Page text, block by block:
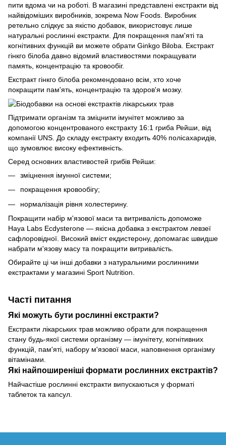
пити вдома чи на роботі. В магазині представлені екстракти від
найвідоміших виробників, зокрема Now Foods. Виробник
ретельно слідкує за якістю добавок, використовує лише
натуральні рослинні екстракти. Для покращення пам'яті та
когнітивних функцій ви можете обрати Ginkgo Biloba. Екстракт
гінкго білоба давно відомий властивостями покращувати
память, концентрацію та кровообіг.
Екстракт гінкго білоба рекомендовано всім, хто хоче
покращити пам'ять, концентрацію та здоров'я мозку.
Підтримати організм та зміцнити імунітет можливо за
допомогою концентрованого екстракту 16:1 гриба Рейши, від
компанії UNS. До складу екстракту входить 40% полісахаридів,
що зумовлює високу ефективність.
Серед основних властивостей грибів Рейши:
зміцнення імунної системи;
покращення кровообігу;
нормалізація рівня холестерину.
Покращити набір м'язової маси та витривалість допоможе
Haya Labs Ecdysterone — якісна добавка з екстрактом левзеї
сафлоровідної. Високий вміст екдистерону, допомагає швидше
набрати м'язову масу та покращити витривалість.
Обирайте ці чи інші добавки з натуральними рослинними
екстрактами у магазині Sport Nutrition.
Часті питання
Які можуть бути рослинні екстракти?
Екстракти лікарських трав можливо обрати для покращення
стану будь-якої системи організму — імунітету, когнітивних
функцій, пам'яті, набору м'язової маси, наповнення організму
вітамінами.
Які найпоширеніші формати рослинних екстрактів?
Найчастіше рослинні екстракти випускаються у форматі
таблеток та капсул.